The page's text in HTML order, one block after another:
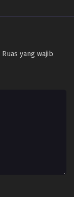
Ruas yang wajib